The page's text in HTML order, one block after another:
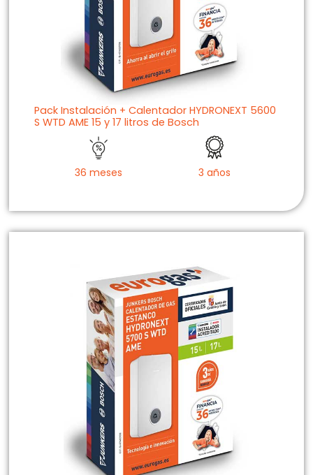
Pack Instalación + Calentador HYDRONEXT 5600
S WTD AME 15 y 17 litros de Bosch
36 meses 3 años